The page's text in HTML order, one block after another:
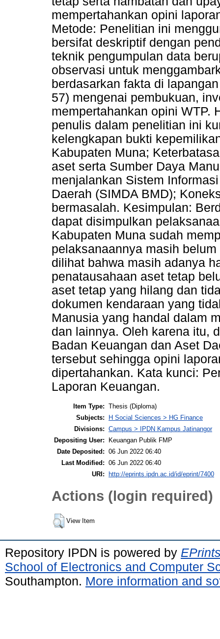
mempertahankan opini
Metode: Penelitian ini
bersifat deskriptif dengan
teknik pengumpulan data
observasi untuk
berdasarkan fakta di
57) mengenai pembukuan,
mempertahankan opini WTP.
penulis dalam penelitian ini
kelengkapan bukti
Kabupaten Muna;
aset serta Sumber Daya
menjalankan Sistem
Daerah (SIMDA BMD);
bermasalah. Kesimpulan:
dapat disimpulkan
Kabupaten Muna sudah
pelaksanaannya masih
dilihat bahwa masih adanya
penatausahaan aset tetap
aset tetap yang hilang dan
dokumen kendaraan yang
Manusia yang handal dalam
dan lainnya. Oleh karena itu,
Badan Keuangan dan Aset
tersebut sehingga opini
dipertahankan. Kata kunci:
Laporan Keuangan.
Item Type: Thesis (Diploma)
Subjects:
H Social Sciences > HG Finance
Divisions: Campus > IPDN Kampus Jatinangor
Depositing User:
Keuangan Publik FMP
Date Deposited: 06 Jun 2022 06:40
Last Modified: 06 Jun 2022 06:40
URI:
http://eprints.ipdn.ac.id/id/eprint/7400
Actions (login required)
View Item
Repository IPDN is powered by
School of Electronics and Computer
Southampton. More information and